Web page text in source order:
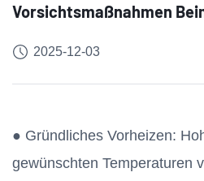
Vorsichtsmaßnahmen
2025-12-03
● Gründliches Vorheizen:
gewünschten Temperaturen